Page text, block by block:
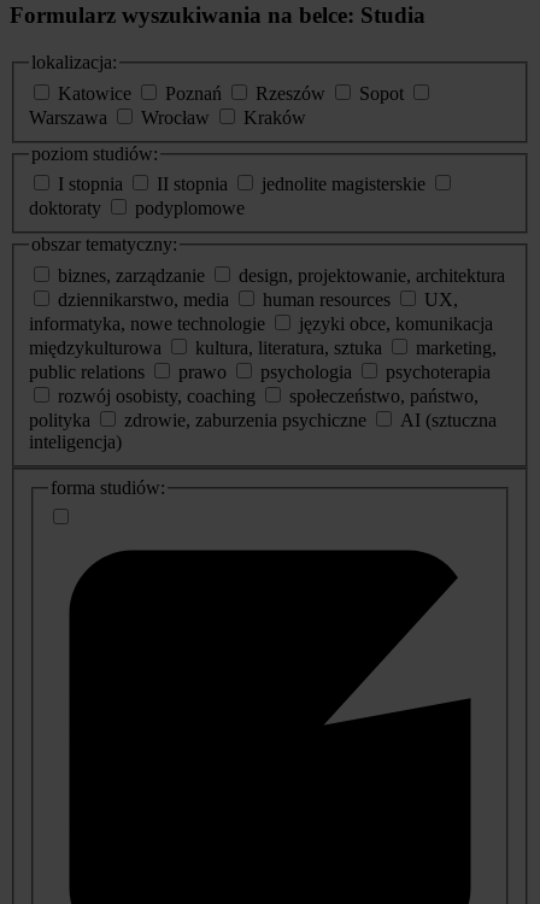
Formularz wyszukiwania na belce: Studia
lokalizacja:
Katowice
Poznań Rzeszów
Sopot
Warszawa
Wrocław
Kraków
poziom studiów:
I stopnia
II stopnia
jednolite magisterskie
doktoraty
podyplomowe
obszar tematyczny:
biznes, zarządzanie
design, projektowanie, architektura
dziennikarstwo, media
human resources
UX,
informatyka, nowe technologie
języki obce, komunikacja
międzykulturowa
kultura, literatura, sztuka
marketing,
public relations
prawo psychologia
psychoterapia
rozwój osobisty, coaching
społeczeństwo, państwo,
polityka
zdrowie, zaburzenia psychiczne
AI (sztuczna
inteligencja)
dodatkowe
informacje
forma studiów: